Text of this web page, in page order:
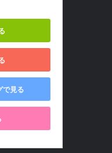
で見る